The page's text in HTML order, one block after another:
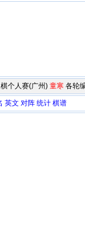
个人赛(广州) 童寒 各轮
英文 对阵 统计 棋谱